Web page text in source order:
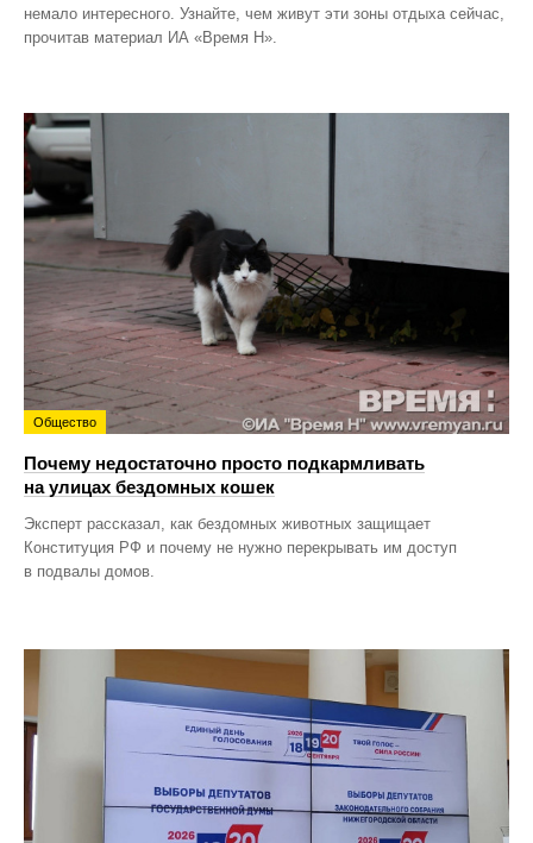
немало интересного. Узнайте, чем живут эти зоны отдыха сейчас,
прочитав материал ИА «Время Н».
Общество
Почему недостаточно просто подкармливать
на улицах бездомных кошек
Эксперт рассказал, как бездомных животных защищает
Конституция РФ и почему не нужно перекрывать им доступ
в подвалы домов.